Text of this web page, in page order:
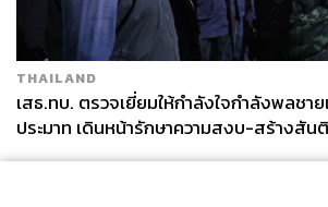
THAILAND
เสธ.ทบ. ตรวจเยี่ยมให้กำลังใจกำลังพลชา
ประมาท เดินหน้ารักษาความสงบ-สร้างสัน